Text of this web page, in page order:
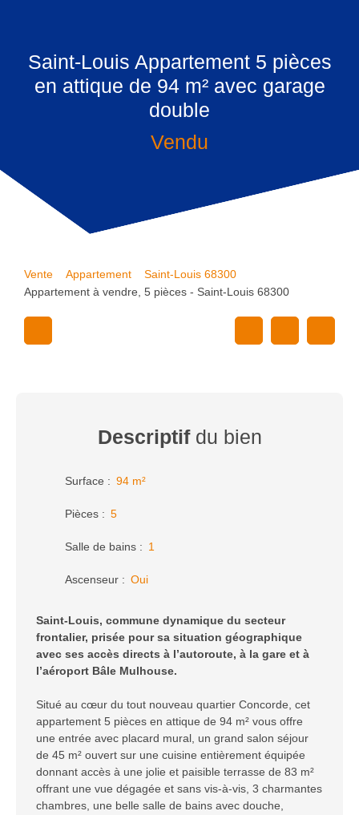
Saint-Louis Appartement 5 pièces
en attique de 94 m² avec garage
double
Vendu
Vente Appartement
Saint-Louis 68300
Appartement à vendre, 5 pièces - Saint-Louis 68300
Descriptifdu bien
Surface : 94 m²
Pièces : 5
Salle de bains : 1
Ascenseur : Oui
Saint-Louis, commune dynamique du secteur
frontalier, prisée pour sa situation géographique
avec ses accès directs à l’autoroute, à la gare et à
l’aéroport Bâle Mulhouse.
Situé au cœur du tout nouveau quartier Concorde, cet
appartement 5 pièces en attique de 94 m² vous offre
une entrée avec placard mural, un grand salon séjour
de 45 m² ouvert sur une cuisine entièrement équipée
donnant accès à une jolie et paisible terrasse de 83 m²
offrant une vue dégagée et sans vis-à-vis, 3 charmantes
chambres, une belle salle de bains avec douche,